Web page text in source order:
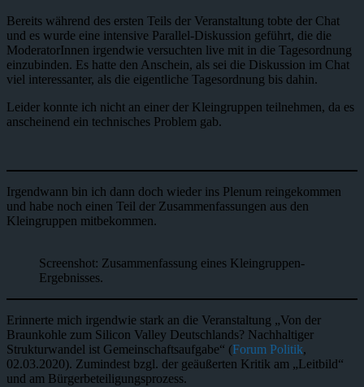
Bereits während des ersten Teils der Veranstaltung tobte der Chat
und es wurde eine intensive Parallel-Diskussion geführt, die die
ModeratorInnen irgendwie versuchten live mit in die Tagesordnung
einzubinden. Es hatte den Anschein, als sei die Diskussion im Chat
viel interessanter, als die eigentliche Tagesordnung bis dahin.
Leider konnte ich nicht an einer der Kleingruppen teilnehmen, da es
anscheinend ein technisches Problem gab.
Irgendwann bin ich dann doch wieder ins Plenum reingekommen
und habe noch einen Teil der Zusammenfassungen aus den
Kleingruppen mitbekommen.
Screenshot: Zusammenfassung eines Kleingruppen-
Ergebnisses.
Erinnerte mich irgendwie stark an die Veranstaltung „Von der
Braunkohle zum Silicon Valley Deutschlands? Nachhaltiger
Strukturwandel ist Gemeinschaftsaufgabe“ (Forum Politik,
02.03.2020). Zumindest bzgl. der geäußerten Kritik am „Leitbild“
und am Bürgerbeteiligungsprozess.